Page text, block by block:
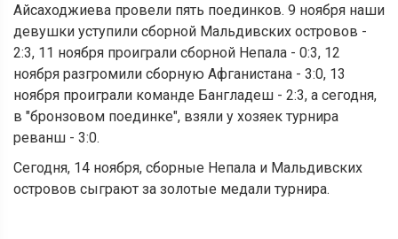
Айсаходжиева провели пять поединков. 9 ноября наши
девушки уступили сборной Мальдивских островов -
2:3, 11 ноября проиграли сборной Непала - 0:3, 12
ноября разгромили сборную Афганистана - 3:0, 13
ноября проиграли команде Бангладеш - 2:3, а сегодня,
в "бронзовом поединке", взяли у хозяек турнира
реванш - 3:0.
Сегодня, 14 ноября, сборные Непала и Мальдивских
островов сыграют за золотые медали турнира.